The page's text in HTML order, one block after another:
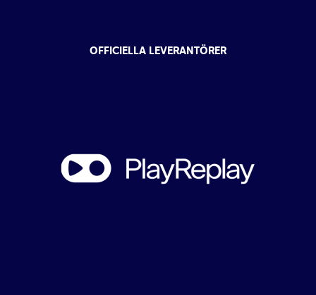
OFFICIELLA LEVERANTÖRER